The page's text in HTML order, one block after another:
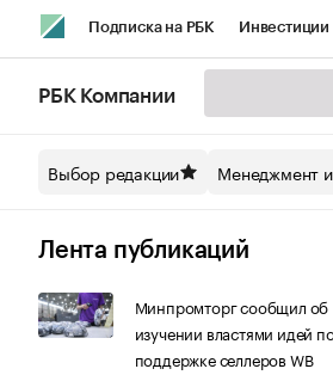
Подписка на РБК Инвестиции
Спецпроекты СПб
Технологии и медиа
РБК Компании
Выбор редакции Менеджмент
Лента публикаций
Минпромторг сообщил об
изучении властями идей
поддержке селлеров WB